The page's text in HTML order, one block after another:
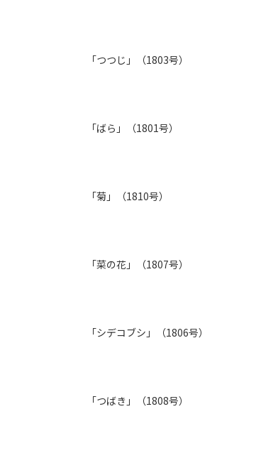
「つつじ」（1803号）
「ばら」（1801号）
「菊」（1810号）
「菜の花」（1807号）
「シデコブシ」（1806号）
「つばき」（1808号）